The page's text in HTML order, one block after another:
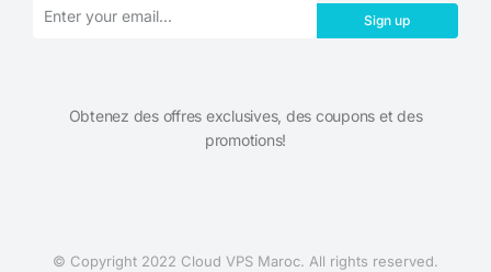
Sign up
Obtenez des offres exclusives, des coupons et des
promotions!​
© Copyright 2022 Cloud VPS Maroc. All rights reserved.